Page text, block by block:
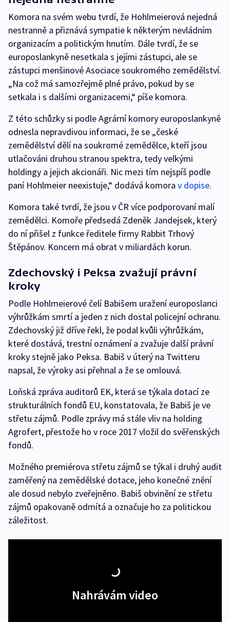
Komora na svém webu tvrdí, že Hohlmeierová nejedná
nestranně a přiznává sympatie k některým nevládním
organizacím a politickým hnutím. Dále tvrdí, že se
europoslankyně nesetkala s jejími zástupci, ale se
zástupci menšinové Asociace soukromého zemědělství.
„Na což má samozřejmě plné právo, pokud by se
setkala i s dalšími organizacemi,“ píše komora.
Z této schůzky si podle Agrární komory europoslankyně
odnesla nepravdivou informaci, že se „české
zemědělství dělí na soukromé zemědělce, kteří jsou
utlačováni druhou stranou spektra, tedy velkými
holdingy a jejich akcionáři. Nic mezi tím nejspíš podle
paní Hohlmeier neexistuje,“ dodává komora v dopise.
Komora také tvrdí, že jsou v ČR více podporovaní malí
zemědělci. Komoře předsedá Zdeněk Jandejsek, který
do ní přišel z funkce ředitele firmy Rabbit Trhový
Štěpánov. Koncern má obrat v miliardách korun.
Zdechovský i Peksa zvažují právní
kroky
Podle Hohlmeierové čelí Babišem uražení europoslanci
výhrůžkám smrtí a jeden z nich dostal policejní ochranu.
Zdechovský již dříve řekl, že podal kvůli výhrůžkám,
které dostává, trestní oznámení a zvažuje další právní
kroky stejně jako Peksa. Babiš v úterý na Twitteru
napsal, že výroky asi přehnal a že se omlouvá.
Loňská zpráva auditorů EK, která se týkala dotací ze
strukturálních fondů EU, konstatovala, že Babiš je ve
střetu zájmů. Podle zprávy má stále vliv na holding
Agrofert, přestože ho v roce 2017 vložil do svěřenských
fondů.
Možného premiérova střetu zájmů se týkal i druhý audit
zaměřený na zemědělské dotace, jeho konečné znění
ale dosud nebylo zveřejněno. Babiš obvinění ze střetu
zájmů opakovaně odmítá a označuje ho za politickou
záležitost.
Nahrávám video